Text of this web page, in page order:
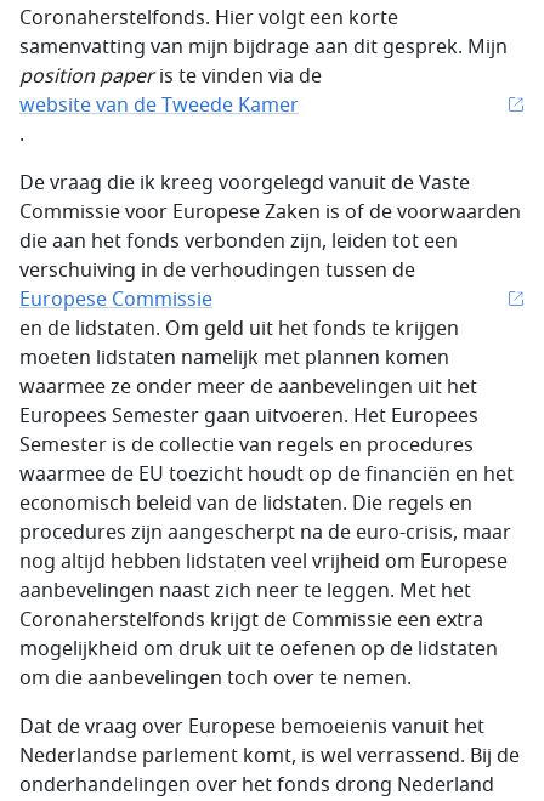
Coronaherstelfonds. Hier volgt een korte
samenvatting van mijn bijdrage aan dit gesprek. Mijn
position paperis te vinden via de
website van de Tweede Kamer
.
De vraag die ik kreeg voorgelegd vanuit de Vaste
Commissie voor Europese Zaken is of de voorwaarden
die aan het fonds verbonden zijn, leiden tot een
verschuiving in de verhoudingen tussen de
Europese Commissie
en de lidstaten. Om geld uit het fonds te krijgen
moeten lidstaten namelijk met plannen komen
waarmee ze onder meer de aanbevelingen uit het
Europees Semester gaan uitvoeren. Het Europees
Semester is de collectie van regels en procedures
waarmee de EU toezicht houdt op de financiën en het
economisch beleid van de lidstaten. Die regels en
procedures zijn aangescherpt na de euro-crisis, maar
nog altijd hebben lidstaten veel vrijheid om Europese
aanbevelingen naast zich neer te leggen. Met het
Coronaherstelfonds krijgt de Commissie een extra
mogelijkheid om druk uit te oefenen op de lidstaten
om die aanbevelingen toch over te nemen.
Dat de vraag over Europese bemoeienis vanuit het
Nederlandse parlement komt, is wel verrassend. Bij de
onderhandelingen over het fonds drong Nederland